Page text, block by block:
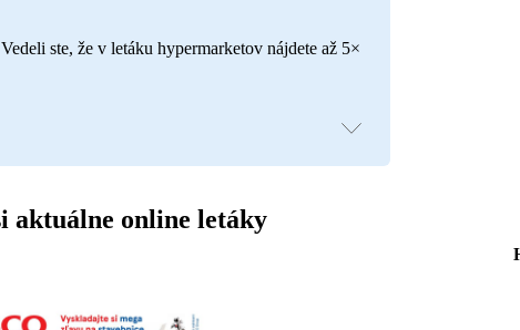
ste, že v letáku hypermarketov nájdete až 5×
aktuálne online letáky